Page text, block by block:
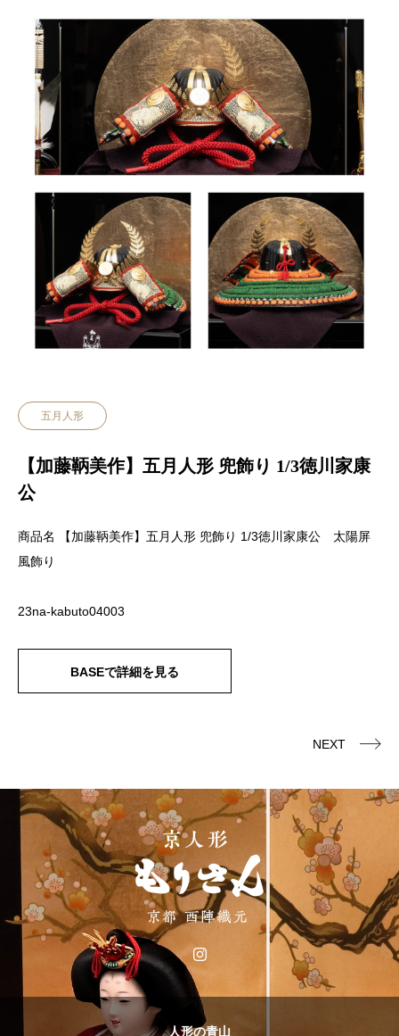
五月人形
【加藤鞆美作】五月人形 兜飾り 1/3徳川家康
公
商品名 【加藤鞆美作】五月人形 兜飾り 1/3徳川家康公 太陽屏
風飾り
23na-kabuto04003
BASEで詳細を見る
NEXT
人形の青山